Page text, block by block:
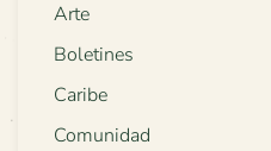
Arte
Boletines
Caribe
Comunidad